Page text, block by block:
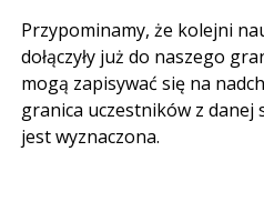
Przypominamy, że kolejni
dołączyły już do naszego
mogą zapisywać się na
granica uczestników z danej
jest wyznaczona.